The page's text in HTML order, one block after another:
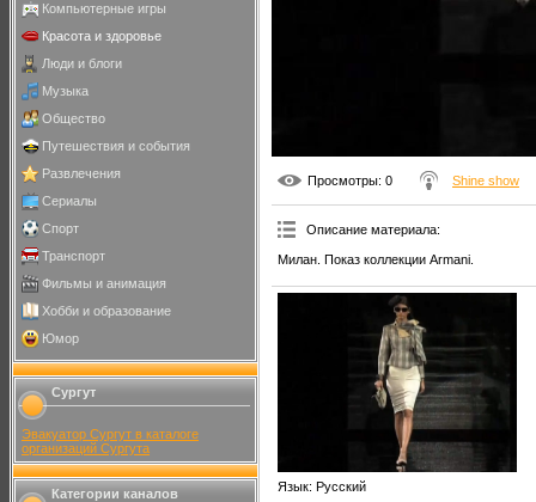
Компьютерные игры
Красота и здоровье
Люди и блоги
Музыка
Общество
Путешествия и события
Развлечения
Сериалы
Спорт
Транспорт
Фильмы и анимация
Хобби и образование
Юмор
Сургут
Эвакуатор Сургут в каталоге
организаций Сургута
Категории каналов
Просмотры: 0 Shine show
Описание материала:
Милан. Показ коллекции Armani.
Язык: Русский